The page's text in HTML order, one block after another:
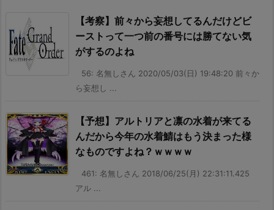
【考察】前々から妄想してるんだけどビ
ーストって一つ前の番号には勝てない気
がするのよね
56: 名無しさん 2020/05/03(日) 19:48:20 前々か
ら妄想し ...
【予想】アルトリアと凛の水着が来てる
んだから今年の水着鯖はもう決まった様
なものですよね？ｗｗｗｗ
461: 名無しさん 2018/06/25(月) 22:31:11.425
アル ...